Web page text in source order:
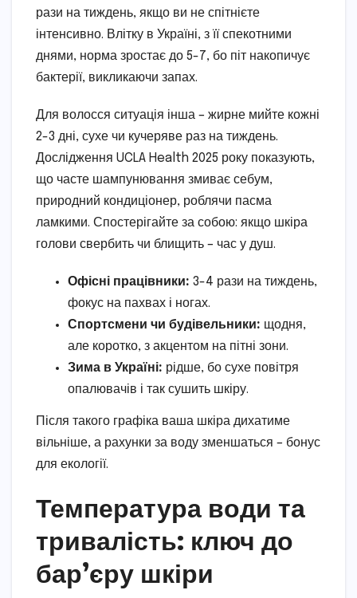
рази на тиждень, якщо ви не спітнієте
інтенсивно. Влітку в Україні, з її спекотними
днями, норма зростає до 5-7, бо піт накопичує
бактерії, викликаючи запах.
Для волосся ситуація інша – жирне мийте кожні
2-3 дні, сухе чи кучеряве раз на тиждень.
Дослідження UCLA Health 2025 року показують,
що часте шампунювання змиває себум,
природний кондиціонер, роблячи пасма
ламкими. Спостерігайте за собою: якщо шкіра
голови свербить чи блищить – час у душ.
Офісні працівники: 3-4 рази на тиждень,
фокус на пахвах і ногах.
Спортсмени чи будівельники: щодня,
але коротко, з акцентом на пітні зони.
Зима в Україні: рідше, бо сухе повітря
опалювачів і так сушить шкіру.
Після такого графіка ваша шкіра дихатиме
вільніше, а рахунки за воду зменшаться – бонус
для екології.
Температура води та
тривалість: ключ до
бар’єру шкіри